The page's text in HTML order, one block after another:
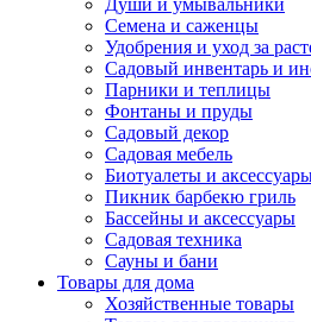
Семена и саженцы
Удобрения и уход за
Садовый инвентарь и
Парники и теплицы
Фонтаны и пруды
Садовый декор
Садовая мебель
Биотуалеты и
Пикник барбекю гриль
Бассейны и аксессуары
Садовая техника
Сауны и бани
Товары для дома
Хозяйственные товары